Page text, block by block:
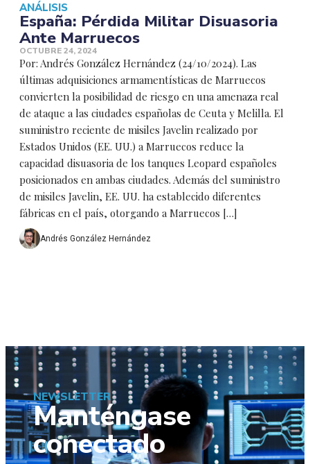
ANÁLISIS
España: Pérdida Militar Disuasoria
Ante Marruecos
OCTUBRE 24, 2024
Por: Andrés González Hernández (24/10/2024). Las
últimas adquisiciones armamentísticas de Marruecos
convierten la posibilidad de riesgo en una amenaza real
de ataque a las ciudades españolas de Ceuta y Melilla. El
suministro reciente de misiles Javelin realizado por
Estados Unidos (EE. UU.) a Marruecos reduce la
capacidad disuasoria de los tanques Leopard españoles
posicionados en ambas ciudades. Además del suministro
de misiles Javelin, EE. UU. ha establecido diferentes
fábricas en el país, otorgando a Marruecos […]
Andrés González Hernández
NEWSLETTER
Manténgase
conectado